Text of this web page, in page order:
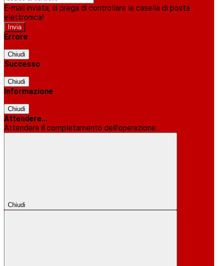
E-mail inviata, si prega di controllare la casella di posta
elettronica!
Errore
Chiudi
Successo
Chiudi
Informazione
Chiudi
Attendere...
Attendere il completamento dell'operazione...
Chiudi